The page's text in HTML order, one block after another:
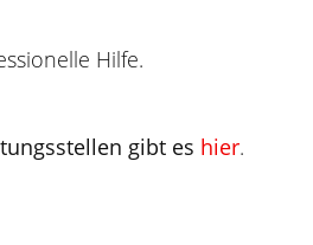
Hilfe.
gibt es hier.